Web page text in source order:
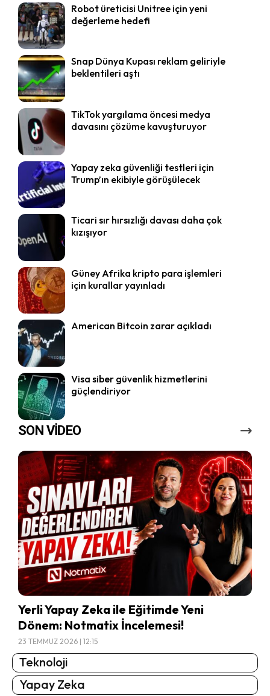
Robot üreticisi Unitree için yeni
değerleme hedefi
Snap Dünya Kupası reklam geliriyle
beklentileri aştı
TikTok yargılama öncesi medya
davasını çözüme kavuşturuyor
Yapay zeka güvenliği testleri için
Trump’ın ekibiyle görüşülecek
Ticari sır hırsızlığı davası daha çok
kızışıyor
Güney Afrika kripto para işlemleri
için kurallar yayınladı
American Bitcoin zarar açıkladı
Visa siber güvenlik hizmetlerini
güçlendiriyor
SON VİDEO
Yerli Yapay Zeka ile Eğitimde Yeni
Dönem: Notmatix İncelemesi!
23 TEMMUZ 2026 | 12:15
Teknoloji
Yapay Zeka